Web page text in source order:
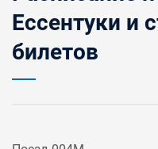
Ессентуки и
билетов